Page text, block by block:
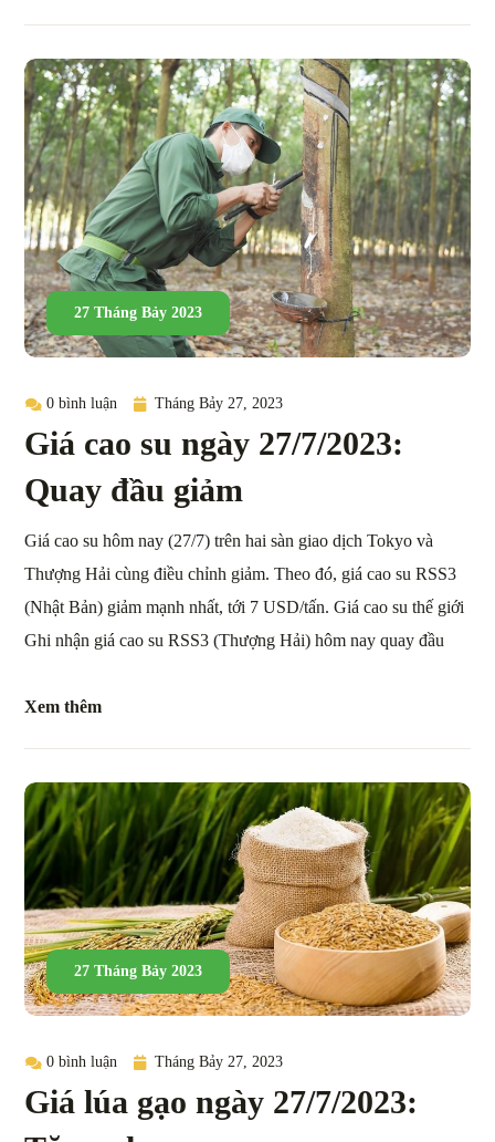
27 Tháng Bảy 2023
0 bình luận Tháng Bảy 27, 2023
Giá cao su ngày 27/7/2023:
Quay đầu giảm
Giá cao su hôm nay (27/7) trên hai sàn giao dịch Tokyo và
Thượng Hải cùng điều chỉnh giảm. Theo đó, giá cao su RSS3
(Nhật Bản) giảm mạnh nhất, tới 7 USD/tấn. Giá cao su thế giới
Ghi nhận giá cao su RSS3 (Thượng Hải) hôm nay quay đầu
Xem thêm
27 Tháng Bảy 2023
0 bình luận Tháng Bảy 27, 2023
Giá lúa gạo ngày 27/7/2023: